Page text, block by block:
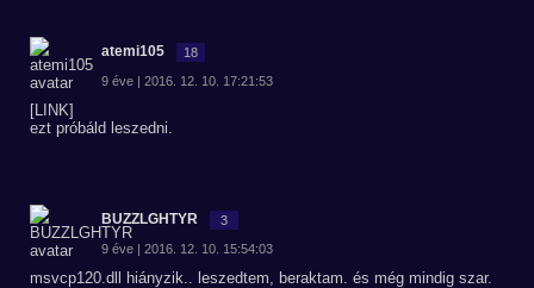
atemi105 18
9 éve | 2016. 12. 10. 17:21:53
[LINK]
ezt próbáld leszedni.
BUZZLGHTYR 3
9 éve | 2016. 12. 10. 15:54:03
msvcp120.dll hiányzik.. leszedtem, beraktam. és még mindig szar.